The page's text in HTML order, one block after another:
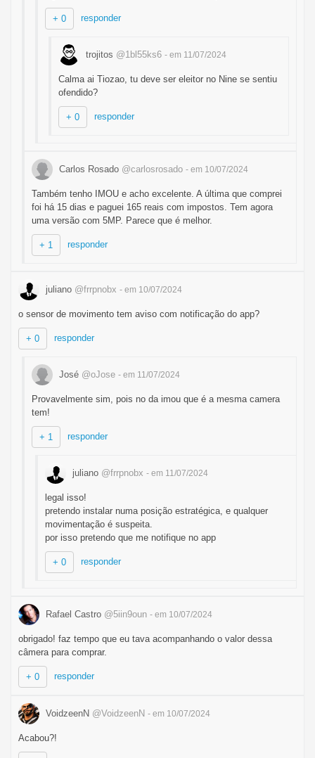
+ 0 responder
trojitos @1bl55ks6 - em 11/07/2024
Calma ai Tiozao, tu deve ser eleitor no Nine se sentiu
ofendido?
+ 0 responder
Carlos Rosado @carlosrosado - em 10/07/2024
Também tenho IMOU e acho excelente. A última que comprei
foi há 15 dias e paguei 165 reais com impostos. Tem agora
uma versão com 5MP. Parece que é melhor.
+ 1 responder
juliano @frrpnobx - em 10/07/2024
o sensor de movimento tem aviso com notificação do app?
+ 0 responder
José @oJose - em 11/07/2024
Provavelmente sim, pois no da imou que é a mesma camera
tem!
+ 1 responder
juliano @frrpnobx - em 11/07/2024
legal isso!
pretendo instalar numa posição estratégica, e qualquer
movimentação é suspeita.
por isso pretendo que me notifique no app
+ 0 responder
Rafael Castro @5iin9oun - em 10/07/2024
obrigado! faz tempo que eu tava acompanhando o valor dessa
câmera para comprar.
+ 0 responder
VoidzeenN @VoidzeenN - em 10/07/2024
Acabou?!